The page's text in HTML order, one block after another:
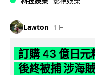
Lawton 1 日
訂購 43 億日元
後終被捕 涉海